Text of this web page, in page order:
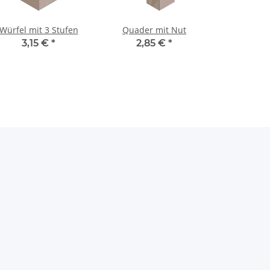
mit 3 Stufen
3,15 € *
Quader mit Nut
2,85 € *